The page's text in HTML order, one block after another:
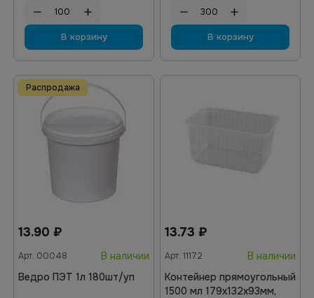
В корзину В корзину
Распродажа
13.90 ₽
Арт. 00048
В наличии
Ведро ПЭТ 1л 180шт/уп
13.73 ₽
Арт. 11172
В наличии
Контейнер прямоугольный
1500 мл 179х132х93мм,